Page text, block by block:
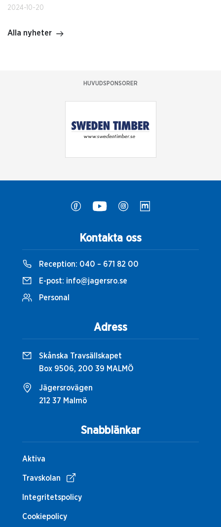
2024-10-20
Alla nyheter
HUVUDSPONSORER
Snabblänkar
Aktiva
Travskolan
Integritetspolicy
Cookiepolicy
Kontakta oss
Reception: 040 – 671 82 00
E-post: info@jagersro.se
Personal
Adress
Skånska Travsällskapet
Box 9506, 200 39 MALMÖ
Jägersrovägen
212 37 Malmö